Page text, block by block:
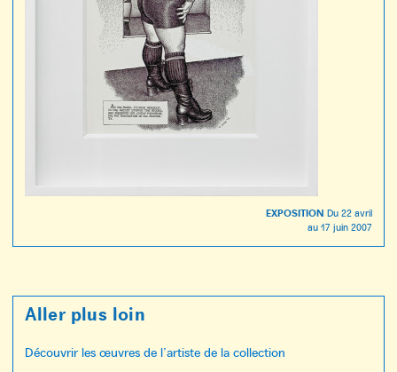
EXPOSITION Du 22 avril
au 17 juin 2007
Aller plus loin
Découvrir les œuvres de l’artiste de la collection